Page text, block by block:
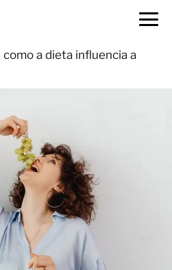
a dieta influencia a